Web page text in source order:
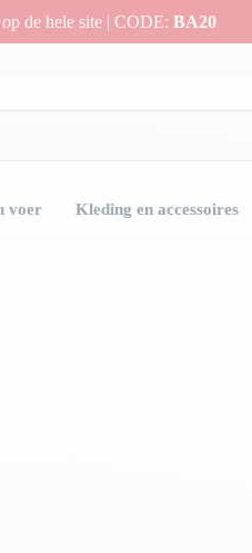
de hele site | CODE: BA20
voer Kleding en accessoires